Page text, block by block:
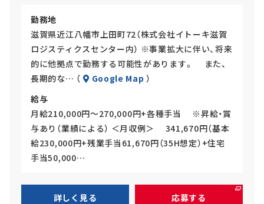
SHARE
勤務地
滋賀県近江八幡市上田町72（株式会社イトーキ滋賀
ロジスティクスセンター内） ※事業拡大に伴い、将来
的に他拠点で勤務する可能性があります。 また、
長期的な… （
Google Map ）
給与
月給210,000円～270,000円+各種手当 ※昇給・賞
与あり（業績による） ＜月収例＞ 341,670円（基本
給230,000円+残業手当61,670円（35H想定）+住宅
手当50,000…
詳しく見る 応募する